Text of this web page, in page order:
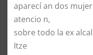
aparecí an dos
atencio n,
sobre todo la ex
Itze